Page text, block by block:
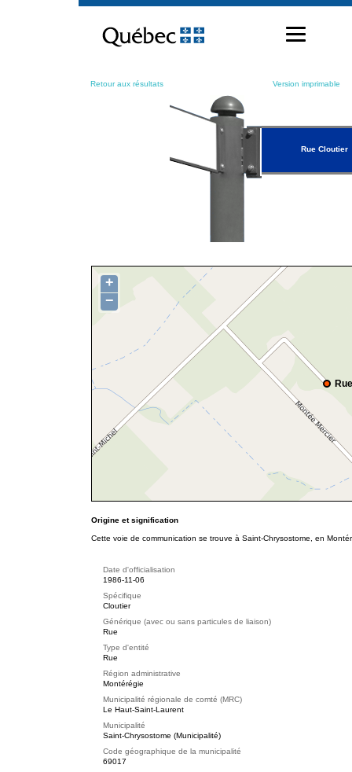
contenu
Retour aux résultats Version imprimable
Rue Cloutier
+
−
Origine et signification
Cette voie de communication se trouve à Saint-Chrysostome, en
Date d'officialisation
1986-11-06
Spécifique
Cloutier
Générique (avec ou sans particules de liaison)
Rue
Type d'entité
Rue
Région administrative
Montérégie
Municipalité régionale de comté (MRC)
Le Haut-Saint-Laurent
Municipalité
Saint-Chrysostome (Municipalité)
Code géographique de la municipalité
69017